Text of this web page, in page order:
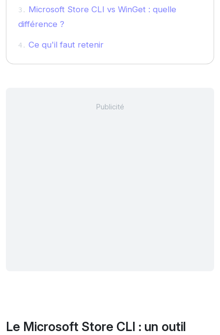
Microsoft Store CLI vs WinGet : quelle
différence ?
Ce qu'il faut retenir
Le Microsoft Store CLI : un outil